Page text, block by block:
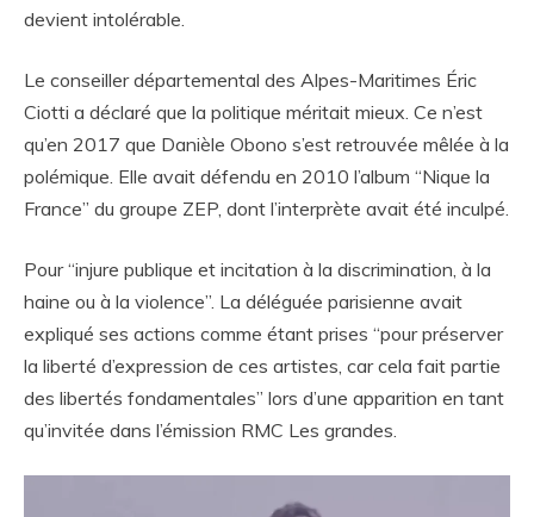
devient intolérable.
Le conseiller départemental des Alpes-Maritimes Éric
Ciotti a déclaré que la politique méritait mieux. Ce n’est
qu’en 2017 que Danièle Obono s’est retrouvée mêlée à la
polémique. Elle avait défendu en 2010 l’album “Nique la
France” du groupe ZEP, dont l’interprète avait été inculpé.
Pour “injure publique et incitation à la discrimination, à la
haine ou à la violence”. La déléguée parisienne avait
expliqué ses actions comme étant prises “pour préserver
la liberté d’expression de ces artistes, car cela fait partie
des libertés fondamentales” lors d’une apparition en tant
qu’invitée dans l’émission RMC Les grandes.